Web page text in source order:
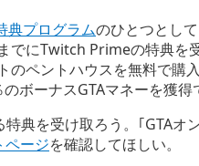
典プログラムのひとつとして
でにTwitch Primeの特典を
ペントハウスを無料で購
ボーナスGTAマネーを獲得
典を受け取ろう。｢GTAオ
ページを確認してほしい。